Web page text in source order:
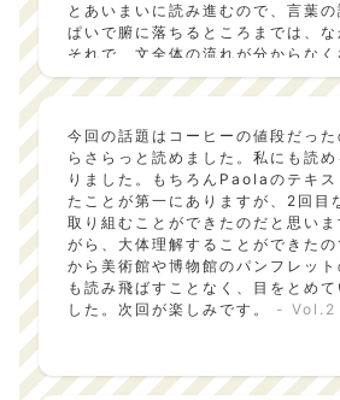
とあいまいに読み進むので、言葉
ぱいで腑に落ちるところまでは、な
それで、文全体の流れが分からな
間違えたりする。「わあ、イタリ
に感じるんだ。」と驚いたりもす
アドバイスは、具体的なので楽し
回のテーマは、今までと視点を変
良かった。Paolaは、毎回よく工夫
い、感心した。次回が、楽しみ。
今回の話題はコーヒーの値段だっ
らさらっと読めました。私にも読
りました。もちろんPaolaのテキス
たことが第一にありますが、2回目
取り組むことができたのだと思い
がら、大体理解することができた
から美術館や博物館のパンフレッ
も読み飛ばすことなく、目をとめ
した。次回が楽しみです。 - Vol.2